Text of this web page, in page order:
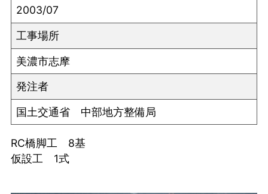
2003/07
工事場所
美濃市志摩
発注者
国土交通省 中部地方整備局
RC橋脚工 8基
仮設工 1式